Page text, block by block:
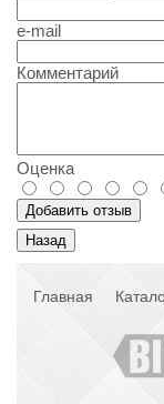
e-mail
Комментарий
Оценка
Главная